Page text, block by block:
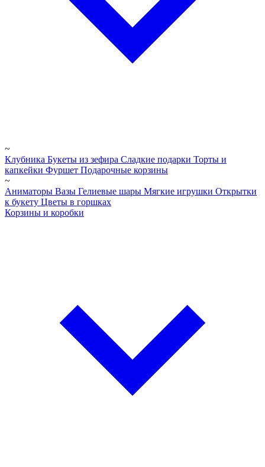
~
Клубника Букеты из зефира Сладкие подарки Торты и
капкейки Фуршет Подарочные корзины
~
Аниматоры Вазы Гелиевые шары Мягкие игрушки Открытки
к букету Цветы в горшках
Корзины и коробки